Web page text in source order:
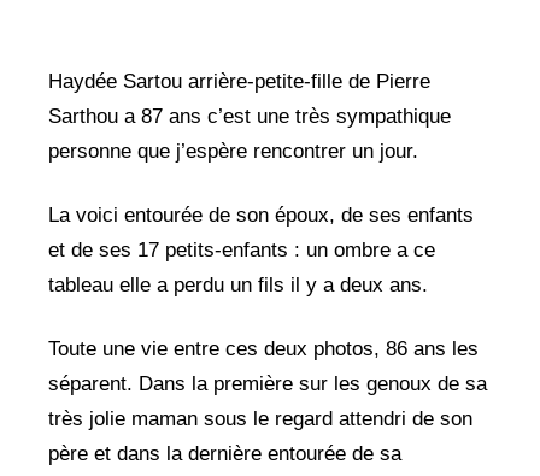
Haydée Sartou arrière-petite-fille de Pierre
Sarthou a 87 ans c’est une très sympathique
personne que j’espère rencontrer un jour.
La voici entourée de son époux, de ses enfants
et de ses 17 petits-enfants : un ombre a ce
tableau elle a perdu un fils il y a deux ans.
Toute une vie entre ces deux photos, 86 ans les
séparent. Dans la première sur les genoux de sa
très jolie maman sous le regard attendri de son
père et dans la dernière entourée de sa